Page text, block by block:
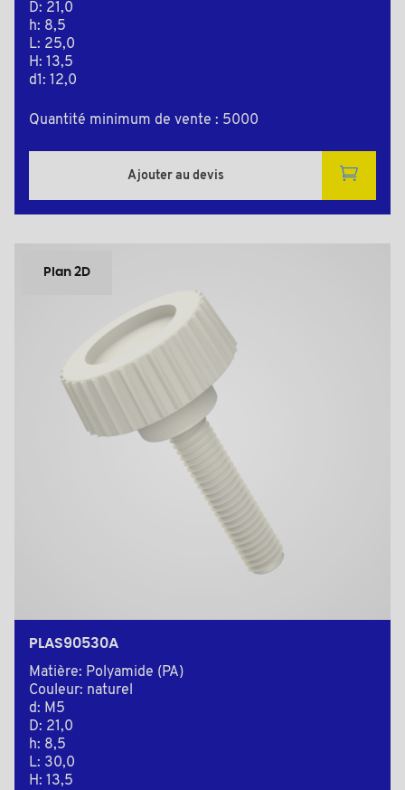
D: 21,0
h: 8,5
L: 25,0
H: 13,5
d1: 12,0
Quantité minimum de vente : 5000
Ajouter au devis
Plan 2D
PLAS90530A
Matière: Polyamide (PA)
Couleur: naturel
d: M5
D: 21,0
h: 8,5
L: 30,0
H: 13,5